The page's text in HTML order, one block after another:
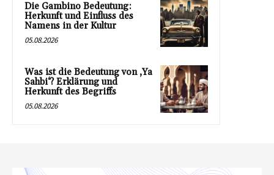
Die Gambino Bedeutung:
Herkunft und Einfluss des
Namens in der Kultur
05.08.2026
Was ist die Bedeutung von ‚Ya
Sahbi‘? Erklärung und
Herkunft des Begriffs
05.08.2026